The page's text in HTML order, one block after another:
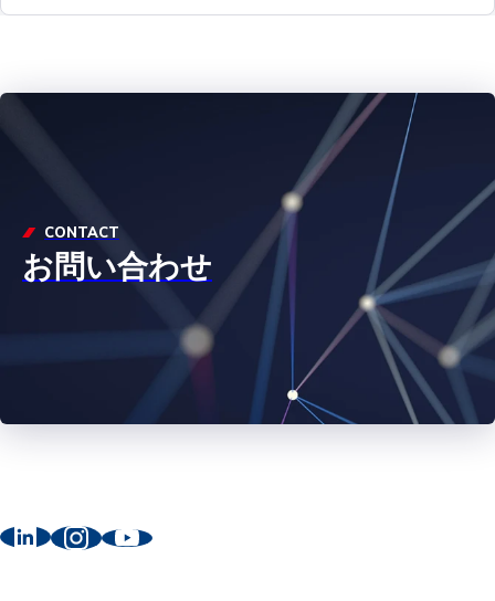
CONTACT
お問い合わせ